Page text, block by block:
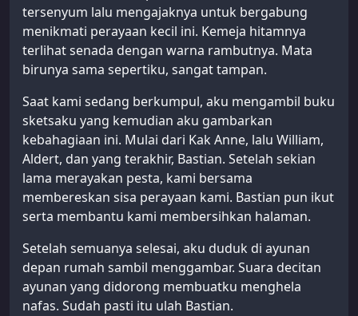
tersenyum lalu mengajaknya untuk bergabung
menikmati perayaan kecil ini. Kemeja hitamnya
terlihat senada dengan warna rambutnya. Mata
birunya sama sepertiku, sangat tampan.
Saat kami sedang berkumpul, aku mengambil buku
sketsaku yang kemudian aku gambarkan
kebahagiaan ini. Mulai dari Kak Anne, lalu William,
Aldert, dan yang terakhir, Bastian. Setelah sekian
lama merayakan pesta, kami bersama
membereskan sisa perayaan kami. Bastian pun ikut
serta membantu kami membersihkan halaman.
Setelah semuanya selesai, aku duduk di ayunan
depan rumah sambil menggambar. Suara decitan
ayunan yang didorong membuatku menghela
nafas. Sudah pasti itu ulah Bastian.